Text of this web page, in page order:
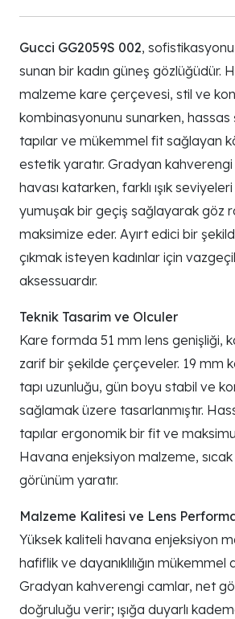
Gucci GG2059S 002,
sunan bir kadın güneş gözlüğüdür.
malzeme kare çerçevesi, stil ve
kombinasyonunu sunarken, hassas
tapılar ve mükemmel fit sağlayan
estetik yaratır. Gradyan
havası katarken, farklı ışık
yumuşak bir geçiş sağlayarak göz
maksimize eder. Ayırt edici bir
çıkmak isteyen kadınlar için
aksessuardır.
Teknik Tasarim ve Olculer
Kare formda 51 mm lens genişliği,
zarif bir şekilde çerçeveler. 19 mm
tapı uzunluğu, gün boyu stabil ve
sağlamak üzere tasarlanmıştır.
tapılar ergonomik bir fit ve
Havana enjeksiyon malzeme,
görünüm yaratır.
Malzeme Kalitesi ve Lens
Yüksek kaliteli havana enjeksiyon
hafiflik ve dayanıklılığın mükemmel
Gradyan kahverengi camlar, net
doğruluğu verir; ışığa duyarlı